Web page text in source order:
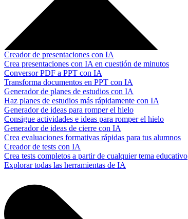
Creador de presentaciones con IA
Crea presentaciones con IA en cuestión de minutos
Conversor PDF a PPT con IA
Transforma documentos en PPT con IA
Generador de planes de estudios con IA
Haz planes de estudios más rápidamente con IA
Generador de ideas para romper el hielo
Consigue actividades e ideas para romper el hielo
Generador de ideas de cierre con IA
Crea evaluaciones formativas rápidas para tus alumnos
Creador de tests con IA
Crea tests completos a partir de cualquier tema educativo
Explorar todas las herramientas de IA